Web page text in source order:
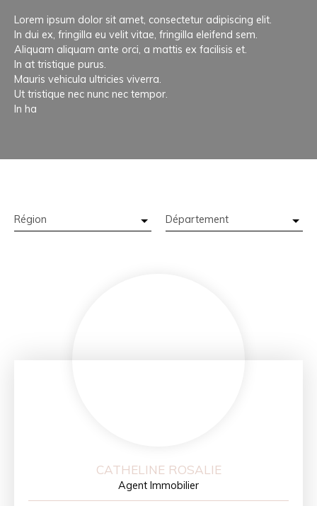
Lorem ipsum dolor sit amet, consectetur adipiscing elit.
In dui ex, fringilla eu velit vitae, fringilla eleifend sem.
Aliquam aliquam ante orci, a mattis ex facilisis et.
In at tristique purus.
Mauris vehicula ultricies viverra.
Ut tristique nec nunc nec tempor.
In ha
Région Département
CATHELINE ROSALIE
Agent Immobilier